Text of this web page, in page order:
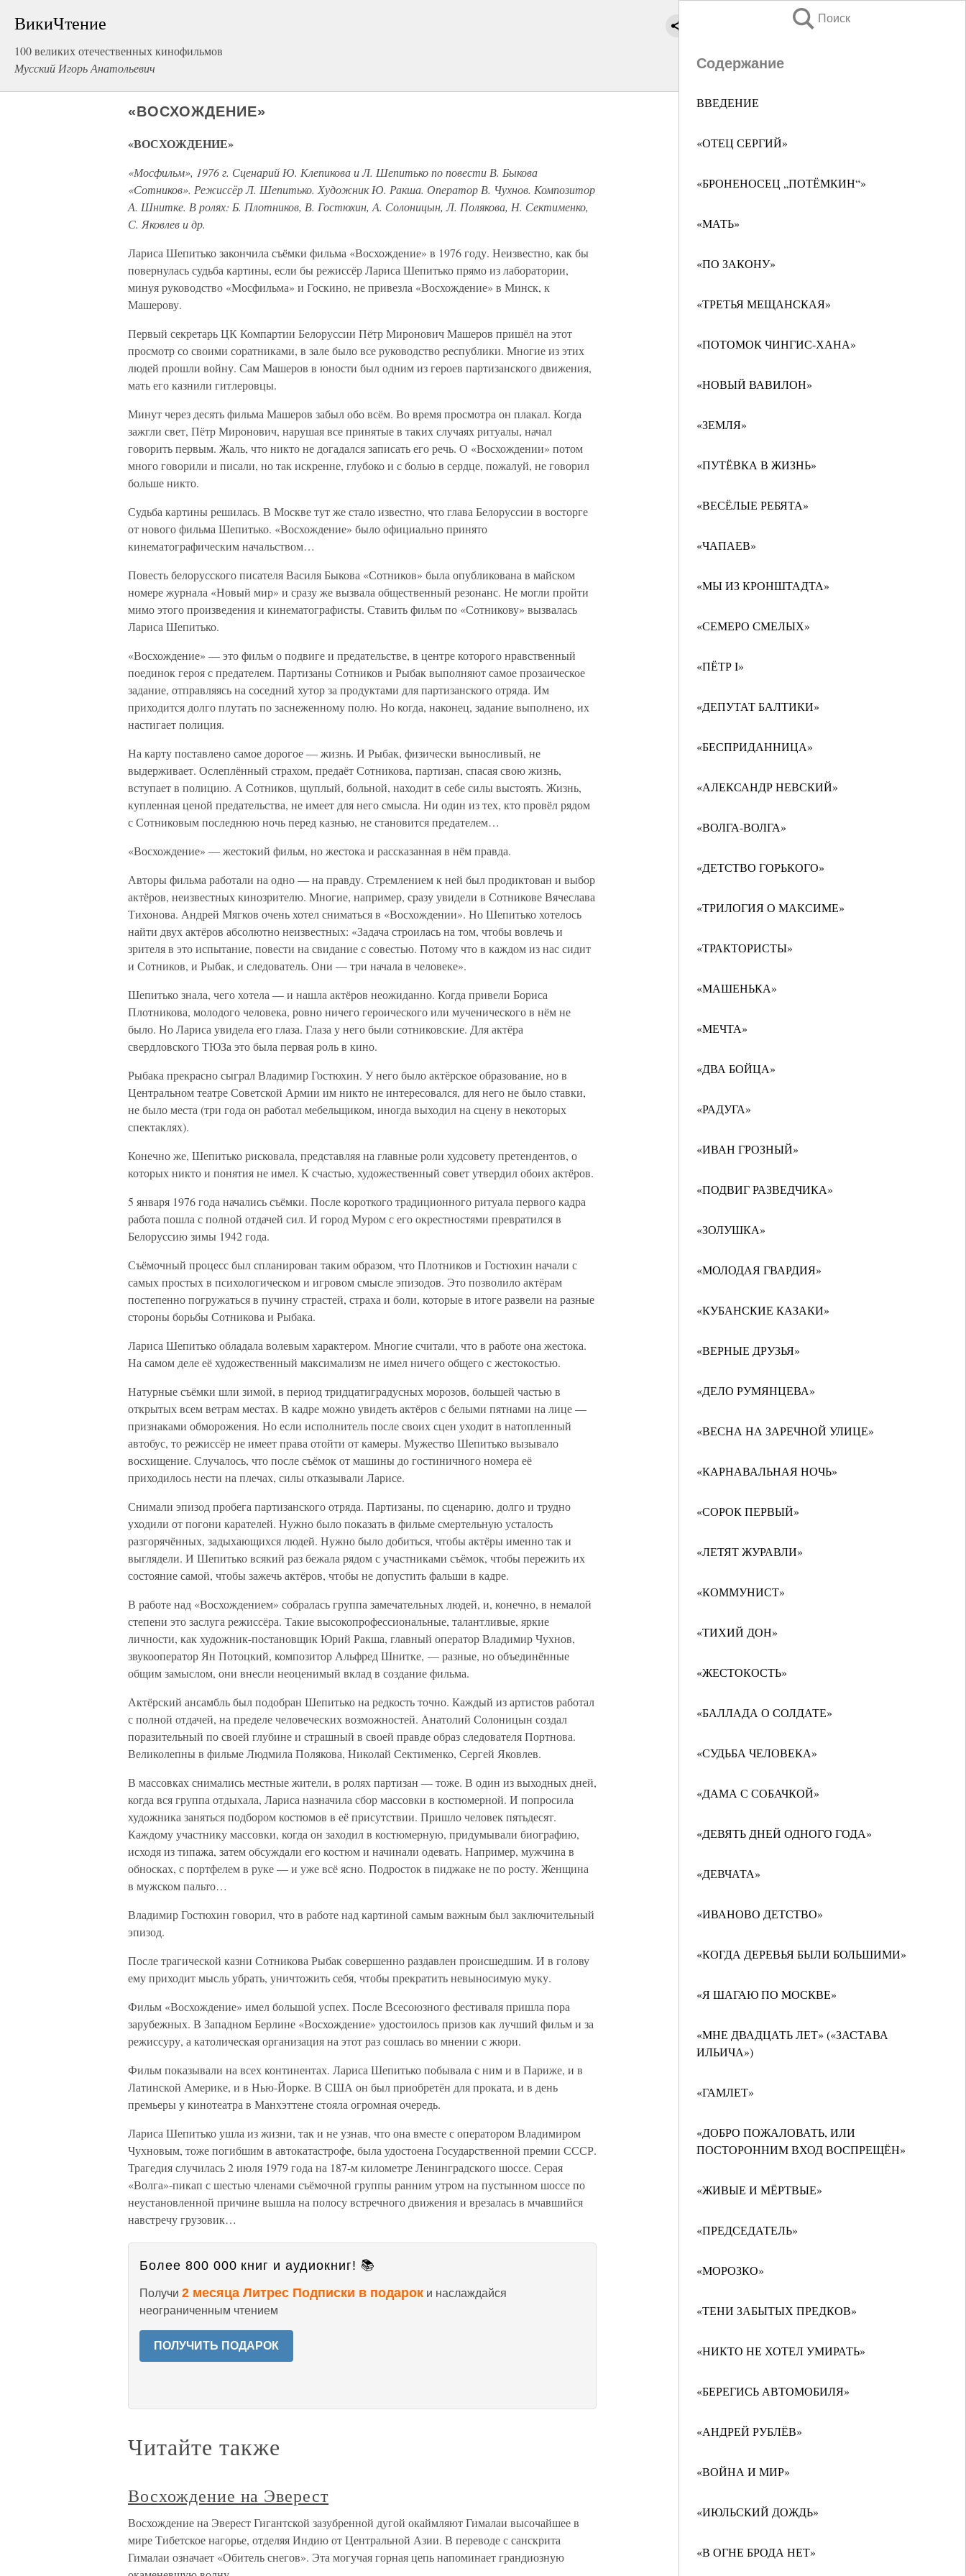
ВикиЧтение
100 великих отечественных кинофильмов
Мусский Игорь Анатольевич
Поиск
Содержание
ВВЕДЕНИЕ
«ОТЕЦ СЕРГИЙ»
«БРОНЕНОСЕЦ „ПОТЁМКИН“»
«МАТЬ»
«ПО ЗАКОНУ»
«ТРЕТЬЯ МЕЩАНСКАЯ»
«ПОТОМОК ЧИНГИС-ХАНА»
«НОВЫЙ ВАВИЛОН»
«ЗЕМЛЯ»
«ПУТЁВКА В ЖИЗНЬ»
«ВЕСЁЛЫЕ РЕБЯТА»
«ЧАПАЕВ»
«МЫ ИЗ КРОНШТАДТА»
«СЕМЕРО СМЕЛЫХ»
«ПЁТР I»
«ДЕПУТАТ БАЛТИКИ»
«БЕСПРИДАННИЦА»
«АЛЕКСАНДР НЕВСКИЙ»
«ВОЛГА-ВОЛГА»
«ДЕТСТВО ГОРЬКОГО»
«ТРИЛОГИЯ О МАКСИМЕ»
«ТРАКТОРИСТЫ»
«МАШЕНЬКА»
«МЕЧТА»
«ДВА БОЙЦА»
«РАДУГА»
«ИВАН ГРОЗНЫЙ»
«ПОДВИГ РАЗВЕДЧИКА»
«ЗОЛУШКА»
«МОЛОДАЯ ГВАРДИЯ»
«КУБАНСКИЕ КАЗАКИ»
«ВЕРНЫЕ ДРУЗЬЯ»
«ДЕЛО РУМЯНЦЕВА»
«ВЕСНА НА ЗАРЕЧНОЙ УЛИЦЕ»
«КАРНАВАЛЬНАЯ НОЧЬ»
«СОРОК ПЕРВЫЙ»
«ЛЕТЯТ ЖУРАВЛИ»
«КОММУНИСТ»
«ТИХИЙ ДОН»
«ЖЕСТОКОСТЬ»
«БАЛЛАДА О СОЛДАТЕ»
«СУДЬБА ЧЕЛОВЕКА»
«ДАМА С СОБАЧКОЙ»
«ДЕВЯТЬ ДНЕЙ ОДНОГО ГОДА»
«ДЕВЧАТА»
«ИВАНОВО ДЕТСТВО»
«КОГДА ДЕРЕВЬЯ БЫЛИ БОЛЬШИМИ»
«Я ШАГАЮ ПО МОСКВЕ»
«МНЕ ДВАДЦАТЬ ЛЕТ» («ЗАСТАВА
ИЛЬИЧА»)
«ГАМЛЕТ»
«ДОБРО ПОЖАЛОВАТЬ, ИЛИ
ПОСТОРОННИМ ВХОД ВОСПРЕЩЁН»
«ЖИВЫЕ И МЁРТВЫЕ»
«ПРЕДСЕДАТЕЛЬ»
«МОРОЗКО»
«ТЕНИ ЗАБЫТЫХ ПРЕДКОВ»
«НИКТО НЕ ХОТЕЛ УМИРАТЬ»
«БЕРЕГИСЬ АВТОМОБИЛЯ»
«АНДРЕЙ РУБЛЁВ»
«ВОЙНА И МИР»
«ИЮЛЬСКИЙ ДОЖДЬ»
«В ОГНЕ БРОДА НЕТ»
«ВОСХОЖДЕНИЕ»
«ВОСХОЖДЕНИЕ»
«Мосфильм», 1976 г. Сценарий Ю. Клепикова и Л. Шепитько по повести В. Быкова
«Сотников». Режиссёр Л. Шепитько. Художник Ю. Ракша. Оператор В. Чухнов. Композитор
А. Шнитке. В ролях: Б. Плотников, В. Гостюхин, А. Солоницын, Л. Полякова, Н. Сектименко,
С. Яковлев и др.
Лариса Шепитько закончила съёмки фильма «Восхождение» в 1976 году. Неизвестно, как бы
повернулась судьба картины, если бы режиссёр Лариса Шепитько прямо из лаборатории,
минуя руководство «Мосфильма» и Госкино, не привезла «Восхождение» в Минск, к
Машерову.
Первый секретарь ЦК Компартии Белоруссии Пётр Миронович Машеров пришёл на этот
просмотр со своими соратниками, в зале было все руководство республики. Многие из этих
людей прошли войну. Сам Машеров в юности был одним из героев партизанского движения,
мать его казнили гитлеровцы.
Минут через десять фильма Машеров забыл обо всём. Во время просмотра он плакал. Когда
зажгли свет, Пётр Миронович, нарушая все принятые в таких случаях ритуалы, начал
говорить первым. Жаль, что никто не догадался записать его речь. О «Восхождении» потом
много говорили и писали, но так искренне, глубоко и с болью в сердце, пожалуй, не говорил
больше никто.
Судьба картины решилась. В Москве тут же стало известно, что глава Белоруссии в восторге
от нового фильма Шепитько. «Восхождение» было официально принято
кинематографическим начальством…
Повесть белорусского писателя Василя Быкова «Сотников» была опубликована в майском
номере журнала «Новый мир» и сразу же вызвала общественный резонанс. Не могли пройти
мимо этого произведения и кинематографисты. Ставить фильм по «Сотникову» вызвалась
Лариса Шепитько.
«Восхождение» — это фильм о подвиге и предательстве, в центре которого нравственный
поединок героя с предателем. Партизаны Сотников и Рыбак выполняют самое прозаическое
задание, отправляясь на соседний хутор за продуктами для партизанского отряда. Им
приходится долго плутать по заснеженному полю. Но когда, наконец, задание выполнено, их
настигает полиция.
На карту поставлено самое дорогое — жизнь. И Рыбак, физически выносливый, не
выдерживает. Ослеплённый страхом, предаёт Сотникова, партизан, спасая свою жизнь,
вступает в полицию. А Сотников, щуплый, больной, находит в себе силы выстоять. Жизнь,
купленная ценой предательства, не имеет для него смысла. Ни один из тех, кто провёл рядом
с Сотниковым последнюю ночь перед казнью, не становится предателем…
«Восхождение» — жестокий фильм, но жестока и рассказанная в нём правда.
Авторы фильма работали на одно — на правду. Стремлением к ней был продиктован и выбор
актёров, неизвестных кинозрителю. Многие, например, сразу увидели в Сотникове Вячеслава
Тихонова. Андрей Мягков очень хотел сниматься в «Восхождении». Но Шепитько хотелось
найти двух актёров абсолютно неизвестных: «Задача строилась на том, чтобы вовлечь и
зрителя в это испытание, повести на свидание с совестью. Потому что в каждом из нас сидит
и Сотников, и Рыбак, и следователь. Они — три начала в человеке».
Шепитько знала, чего хотела — и нашла актёров неожиданно. Когда привели Бориса
Плотникова, молодого человека, ровно ничего героического или мученического в нём не
было. Но Лариса увидела его глаза. Глаза у него были сотниковские. Для актёра
свердловского ТЮЗа это была первая роль в кино.
Рыбака прекрасно сыграл Владимир Гостюхин. У него было актёрское образование, но в
Центральном театре Советской Армии им никто не интересовался, для него не было ставки,
не было места (три года он работал мебельщиком, иногда выходил на сцену в некоторых
спектаклях).
Конечно же, Шепитько рисковала, представляя на главные роли худсовету претендентов, о
которых никто и понятия не имел. К счастью, художественный совет утвердил обоих актёров.
5 января 1976 года начались съёмки. После короткого традиционного ритуала первого кадра
работа пошла с полной отдачей сил. И город Муром с его окрестностями превратился в
Белоруссию зимы 1942 года.
Съёмочный процесс был спланирован таким образом, что Плотников и Гостюхин начали с
самых простых в психологическом и игровом смысле эпизодов. Это позволило актёрам
постепенно погружаться в пучину страстей, страха и боли, которые в итоге развели на разные
стороны борьбы Сотникова и Рыбака.
Лариса Шепитько обладала волевым характером. Многие считали, что в работе она жестока.
На самом деле её художественный максимализм не имел ничего общего с жестокостью.
Натурные съёмки шли зимой, в период тридцатиградусных морозов, большей частью в
открытых всем ветрам местах. В кадре можно увидеть актёров с белыми пятнами на лице —
признаками обморожения. Но если исполнитель после своих сцен уходит в натопленный
автобус, то режиссёр не имеет права отойти от камеры. Мужество Шепитько вызывало
восхищение. Случалось, что после съёмок от машины до гостиничного номера её
приходилось нести на плечах, силы отказывали Ларисе.
Снимали эпизод пробега партизанского отряда. Партизаны, по сценарию, долго и трудно
уходили от погони карателей. Нужно было показать в фильме смертельную усталость
разгорячённых, задыхающихся людей. Нужно было добиться, чтобы актёры именно так и
выглядели. И Шепитько всякий раз бежала рядом с участниками съёмок, чтобы пережить их
состояние самой, чтобы зажечь актёров, чтобы не допустить фальши в кадре.
В работе над «Восхождением» собралась группа замечательных людей, и, конечно, в немалой
степени это заслуга режиссёра. Такие высокопрофессиональные, талантливые, яркие
личности, как художник-постановщик Юрий Ракша, главный оператор Владимир Чухнов,
звукооператор Ян Потоцкий, композитор Альфред Шнитке, — разные, но объединённые
общим замыслом, они внесли неоценимый вклад в создание фильма.
Актёрский ансамбль был подобран Шепитько на редкость точно. Каждый из артистов работал
с полной отдачей, на пределе человеческих возможностей. Анатолий Солоницын создал
поразительный по своей глубине и страшный в своей правде образ следователя Портнова.
Великолепны в фильме Людмила Полякова, Николай Сектименко, Сергей Яковлев.
В массовках снимались местные жители, в ролях партизан — тоже. В один из выходных дней,
когда вся группа отдыхала, Лариса назначила сбор массовки в костюмерной. И попросила
художника заняться подбором костюмов в её присутствии. Пришло человек пятьдесят.
Каждому участнику массовки, когда он заходил в костюмерную, придумывали биографию,
исходя из типажа, затем обсуждали его костюм и начинали одевать. Например, мужчина в
обносках, с портфелем в руке — и уже всё ясно. Подросток в пиджаке не по росту. Женщина
в мужском пальто…
Владимир Гостюхин говорил, что в работе над картиной самым важным был заключительный
эпизод.
После трагической казни Сотникова Рыбак совершенно раздавлен происшедшим. И в голову
ему приходит мысль убрать, уничтожить себя, чтобы прекратить невыносимую муку.
Фильм «Восхождение» имел большой успех. После Всесоюзного фестиваля пришла пора
зарубежных. В Западном Берлине «Восхождение» удостоилось призов как лучший фильм и за
режиссуру, а католическая организация на этот раз сошлась во мнении с жюри.
Фильм показывали на всех континентах. Лариса Шепитько побывала с ним и в Париже, и в
Латинской Америке, и в Нью-Йорке. В США он был приобретён для проката, и в день
премьеры у кинотеатра в Манхэттене стояла огромная очередь.
Лариса Шепитько ушла из жизни, так и не узнав, что она вместе с оператором Владимиром
Чухновым, тоже погибшим в автокатастрофе, была удостоена Государственной премии СССР.
Трагедия случилась 2 июля 1979 года на 187-м километре Ленинградского шоссе. Серая
«Волга»-пикап с шестью членами съёмочной группы ранним утром на пустынном шоссе по
неустановленной причине вышла на полосу встречного движения и врезалась в мчавшийся
навстречу грузовик…
Более 800 000 книг и аудиокниг! 📚
Получи 2 месяца Литрес Подписки в подарок и наслаждайся
неограниченным чтением
ПОЛУЧИТЬ ПОДАРОК
Читайте также
Восхождение на Эверест
Восхождение на Эверест Гигантской зазубренной дугой окаймляют Гималаи высочайшее в
мире Тибетское нагорье, отделяя Индию от Центральной Азии. В переводе с санскрита
Гималаи означает «Обитель снегов». Эта могучая горная цепь напоминает грандиозную